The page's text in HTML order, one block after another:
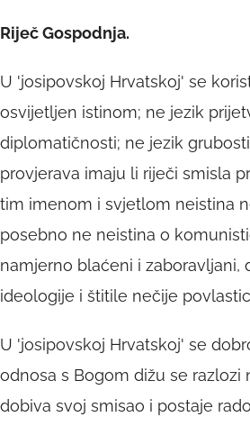
Riječ Gospodnja.
U 'josipovskoj Hrvatskoj' se
osvijetljen istinom; ne jezik
diplomatičnosti; ne jezik
provjerava imaju li riječi smisla
tim imenom i svjetlom neistina
posebno ne neistina o
namjerno blaćeni i
ideologije i štitile nečije
U 'josipovskoj Hrvatskoj' se
odnosa s Bogom dižu se razlozi
dobiva svoj smisao i postaje